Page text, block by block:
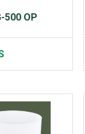
500 OP